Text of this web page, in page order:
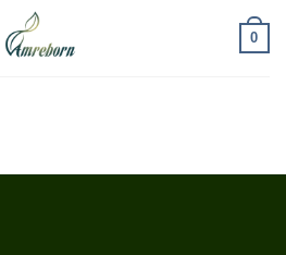
0